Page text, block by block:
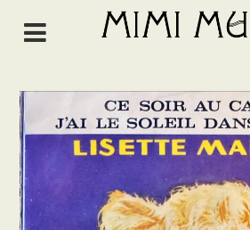
NEWS
ABOUT
ALL ITEMS